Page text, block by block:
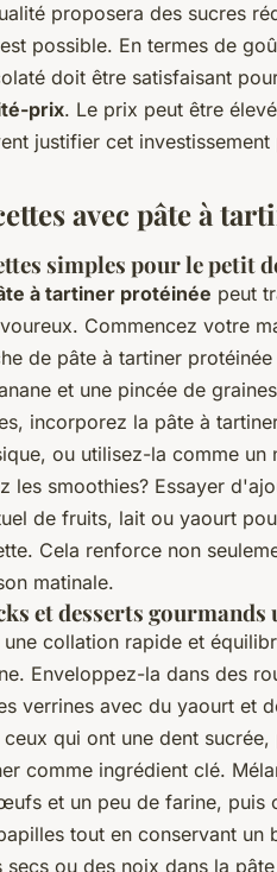
proposera des sucres
possible. En termes de
doit être satisfaisant
prix. Le prix peut être
justifier cet
avec pâte à
simples pour le petit
à tartiner protéinée peut
Commencez votre
de pâte à tartiner
et une pincée de
incorporez la pâte à
ou utilisez-la comme un
les smoothies? Essayer
de fruits, lait ou yaourt
Cela renforce non
matinale.
et desserts
une collation rapide et
Enveloppez-la dans des
verrines avec du yaourt et
ceux qui ont une dent
comme ingrédient clé.
et un peu de farine, puis
tout en conservant un
secs ou des noix dans la